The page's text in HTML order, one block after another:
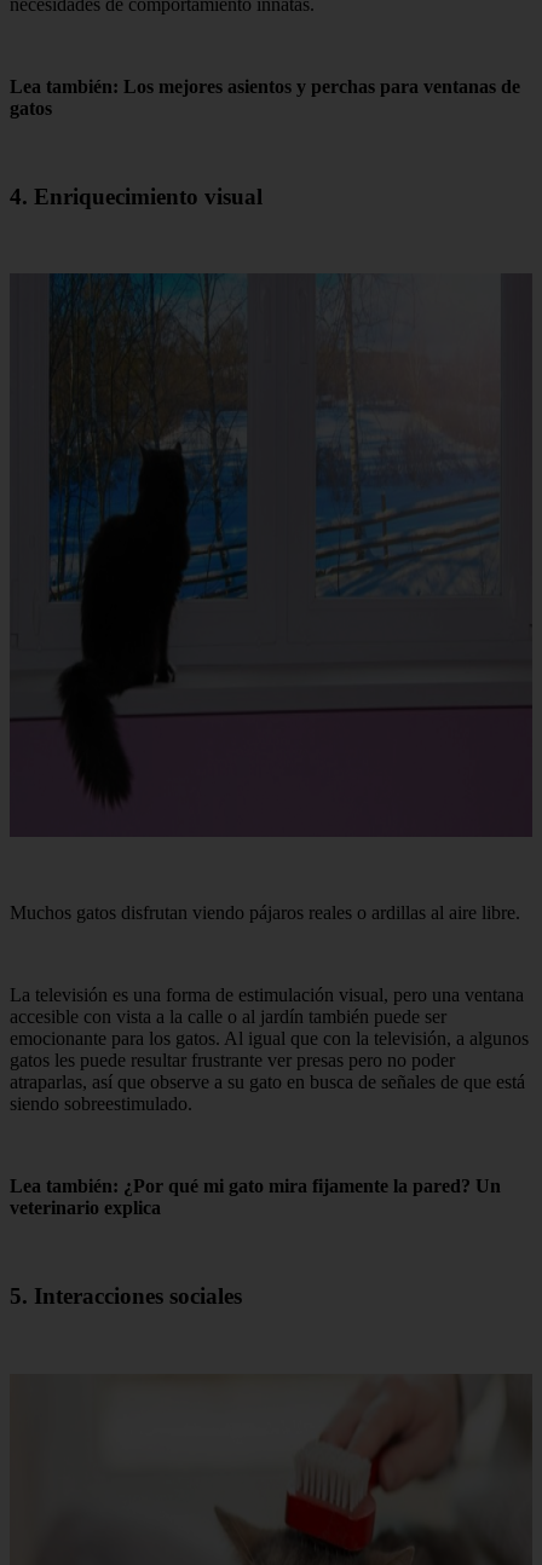
necesidades de comportamiento innatas.
Lea también: Los mejores asientos y perchas para ventanas de
gatos
4. Enriquecimiento visual
Muchos gatos disfrutan viendo pájaros reales o ardillas al aire libre.
La televisión es una forma de estimulación visual, pero una ventana
accesible con vista a la calle o al jardín también puede ser
emocionante para los gatos. Al igual que con la televisión, a algunos
gatos les puede resultar frustrante ver presas pero no poder
atraparlas, así que observe a su gato en busca de señales de que está
siendo sobreestimulado.
Lea también: ¿Por qué mi gato mira fijamente la pared? Un
veterinario explica
5. Interacciones sociales